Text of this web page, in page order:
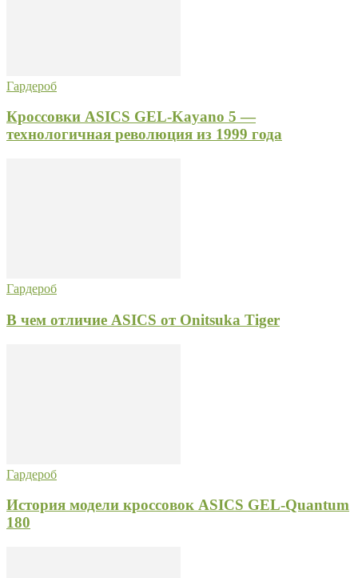
Гардероб
Кроссовки ASICS GEL-Kayano 5 —
технологичная революция из 1999 года
Гардероб
В чем отличие ASICS от Onitsuka Tiger
Гардероб
История модели кроссовок ASICS GEL-Quantum
180